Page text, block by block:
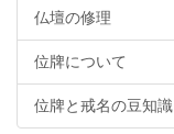
仏壇の修理
位牌について
位牌と戒名の豆知識